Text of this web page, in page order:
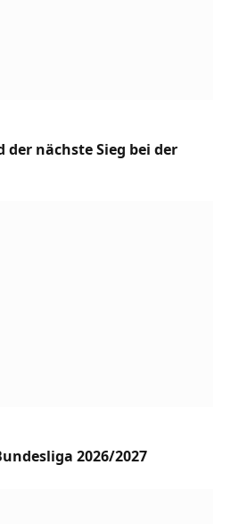
nächste Sieg bei der
2026/2027